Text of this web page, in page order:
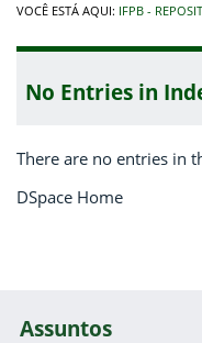
VOCÊ ESTÁ AQUI: IFPB -
No Entries in
There are no entries in
DSpace Home
Assuntos